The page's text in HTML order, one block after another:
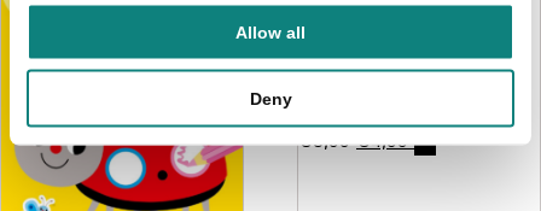
Allow all
Deny
Kijken, kleuren, knutselen
€5,99 €4,99